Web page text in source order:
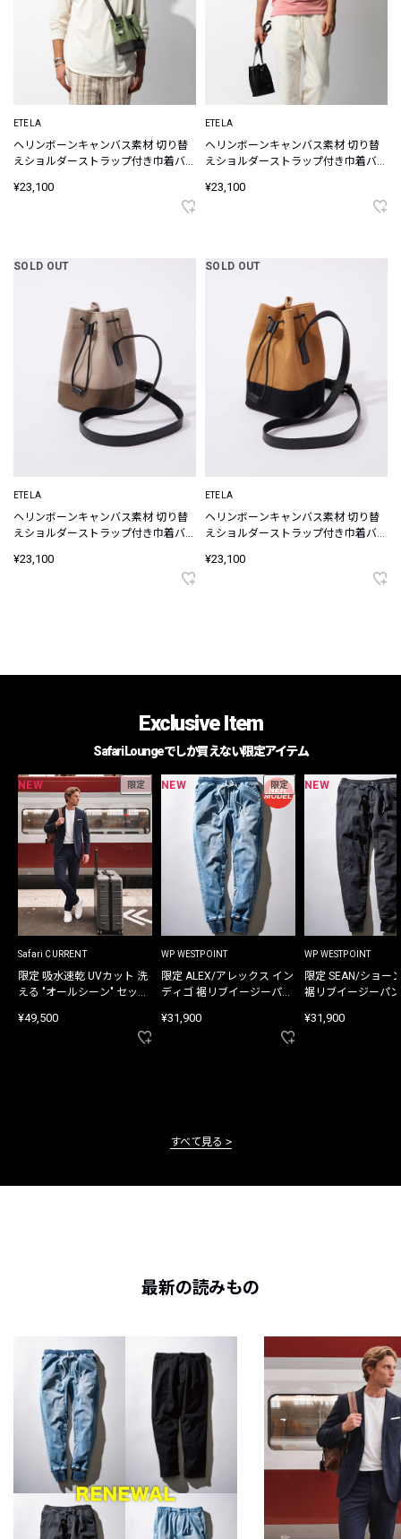
ETELA
ヘリンボーンキャンバス素材 切り替
えショルダーストラップ付き巾着バッ
¥23,100
ETELA
ヘリンボーンキャンバス素材 切り替
えショルダーストラップ付き巾着バッ
¥23,100
SOLD OUT
ETELA
ヘリンボーンキャンバス素材 切り替
えショルダーストラップ付き巾着バッ
¥23,100
SOLD OUT
ETELA
ヘリンボーンキャンバス素材 切り替
えショルダーストラップ付き巾着バッ
¥23,100
Exclusive Item
Safari Loungeでしか買えない限定アイテム
NEW 限定
Safari CURRENT
限定 吸水速乾 UVカット 洗
える "オールシーン" セット
¥49,500
NEW 限定
WP WESTPOINT
限定 ALEX/アレックス イン
ディゴ 裾リブイージーパン
¥31,900
NEW
WP WESTPOINT
限定 SEAN/ショー
裾リブイージーパ
¥31,900
すべて見る
最新の読みもの